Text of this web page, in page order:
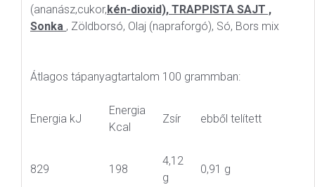
(ananász,cukor,kén-dioxid), TRAPPISTA SAJT ,
Sonka , Zöldborsó, Olaj (napraforgó), Só, Bors mix
Átlagos tápanyagtartalom 100 grammban:
Energia kJ
Energia
Kcal
Zsír ebből telített
829 198
4,12
g
0,91 g